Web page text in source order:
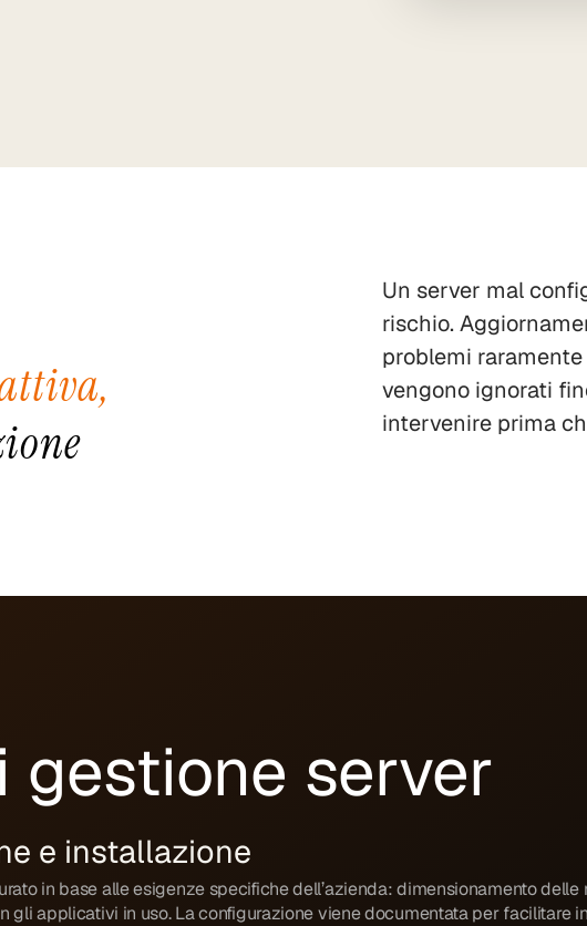
Un server mal
rischio.
problemi
vengono ignorati
intervenire prima
gestione server
e installazione
in base alle esigenze specifiche dell’azienda: dimensionamento
gli applicativi in uso. La configurazione viene documentata per facilitare